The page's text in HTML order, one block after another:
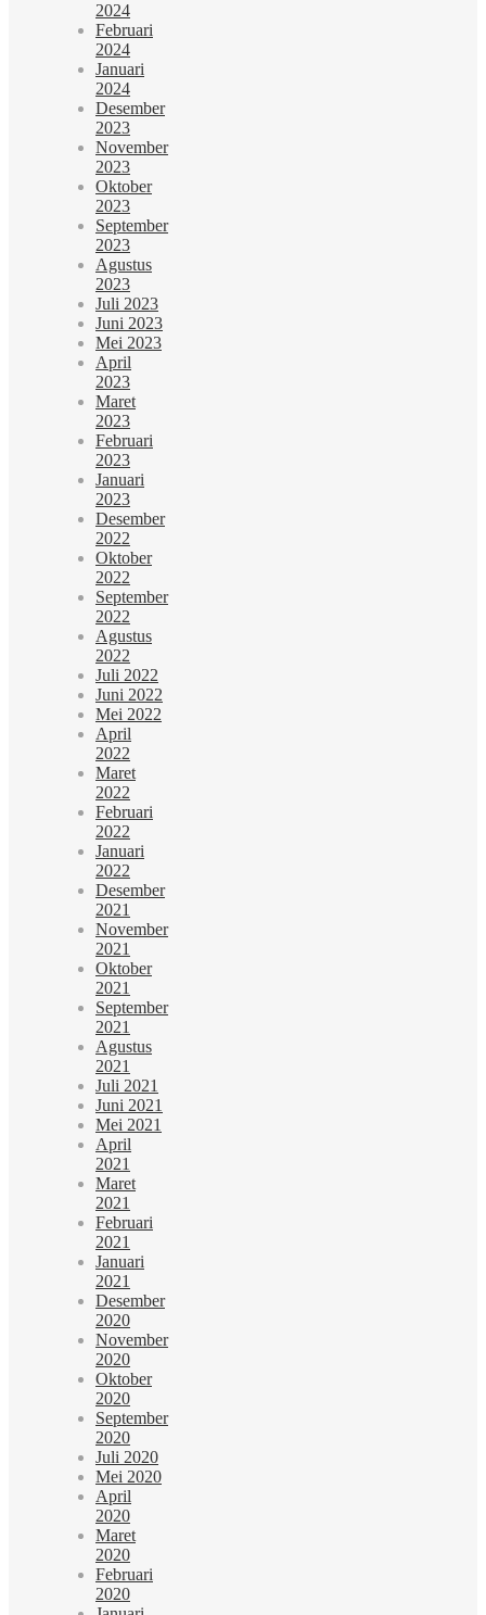
2024
Februari
2024
Januari
2024
Desember
2023
November
2023
Oktober
2023
September
2023
Agustus
2023
Juli 2023
Juni 2023
Mei 2023
April
2023
Maret
2023
Februari
2023
Januari
2023
Desember
2022
Oktober
2022
September
2022
Agustus
2022
Juli 2022
Juni 2022
Mei 2022
April
2022
Maret
2022
Februari
2022
Januari
2022
Desember
2021
November
2021
Oktober
2021
September
2021
Agustus
2021
Juli 2021
Juni 2021
Mei 2021
April
2021
Maret
2021
Februari
2021
Januari
2021
Desember
2020
November
2020
Oktober
2020
September
2020
Juli 2020
Mei 2020
April
2020
Maret
2020
Februari
2020